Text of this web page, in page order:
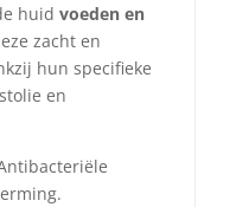
huid voeden en
zacht en
hun specifieke
en